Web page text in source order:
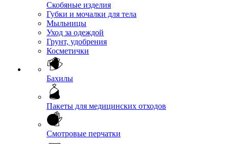
Скобяные изделия
Губки и мочалки для тела
Мыльницы
Уход за одеждой
Грунт, удобрения
Косметички
Бахилы
Пакеты для медицинских отходов
Смотровые перчатки